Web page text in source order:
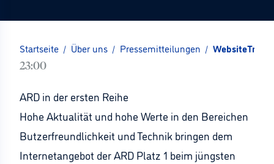
Startseite / Über uns / Pressemitteilungen /
23:00
ARD in der ersten Reihe
Hohe Aktualität und hohe Werte in den Bereichen
Butzerfreundlichkeit und Technik bringen dem
Internetangebot der ARD Platz 1 beim jüngsten